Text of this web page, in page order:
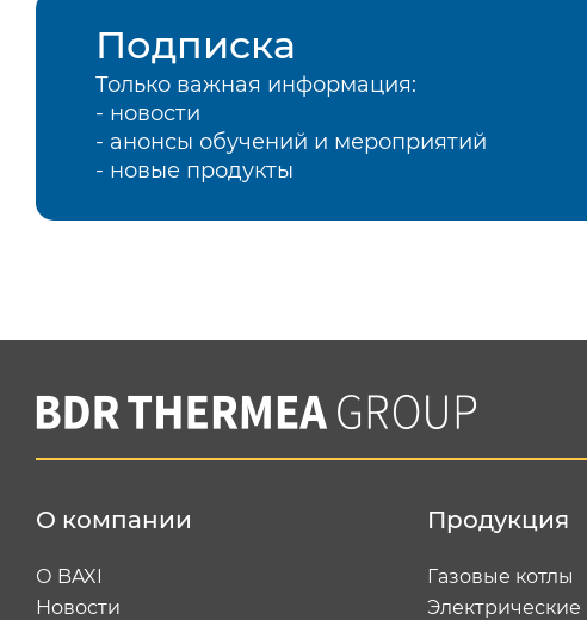
Подписка
Только важная информация:
- новости
- анонсы обучений и мероприятий
- новые продукты
О компании
О BAXI
Новости
Продукция
Газовые котлы
Электрические